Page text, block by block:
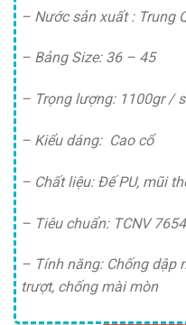
– Nước sản xuất : Trung
– Bảng Size: 36 – 45
– Trọng lượng: 1100gr /
– Kiểu dáng: Cao cổ
– Chất liệu: Đế PU, mũi
– Tiêu chuẩn: TCNV
– Tính năng: Chống dập
trượt, chống mài mòn